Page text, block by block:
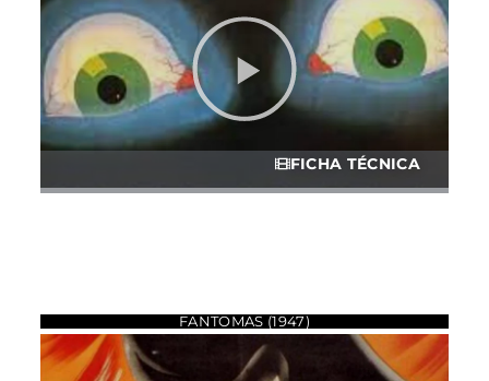
FICHA TÉCNICA
FANTOMAS (1947)